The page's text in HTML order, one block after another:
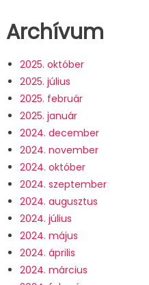
Archívum
2025. október
2025. július
2025. február
2025. január
2024. december
2024. november
2024. október
2024. szeptember
2024. augusztus
2024. július
2024. május
2024. április
2024. március